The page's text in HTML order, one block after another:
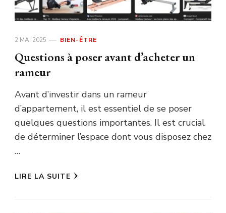
2 MAI 2025 BIEN-ÊTRE
Questions à poser avant d’acheter un
rameur
Avant d’investir dans un rameur
d’appartement, il est essentiel de se poser
quelques questions importantes. Il est crucial
de déterminer l’espace dont vous disposez chez
…
LIRE LA SUITE